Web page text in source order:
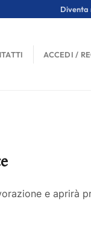
ACCEDI /
e aprirà